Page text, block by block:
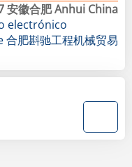
安徽合肥 Anhui China
electrónico
肥斟驰工程机械贸易